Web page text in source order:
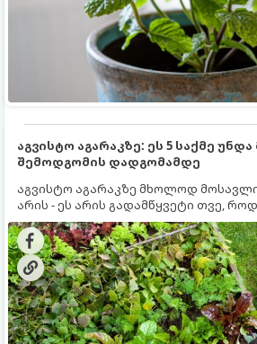
აგვისტო აგარაკზე: ეს 5 საქმე
შემოდგომის დადგომამდე
აგვისტო აგარაკზე მხოლოდ
არის - ეს არის გადამწყვეტი თვე,
ეყრება მომავალი წლის მოსავალს
შემოდგომა-ზამთრის სეზონისთვის.
ნიადაგმა ენერგია აღიდგინოს, ხოლო
ზამთარს გაუძლონ, აგვისტოს
მნიშვნელოვანი საქმის გაკეთება